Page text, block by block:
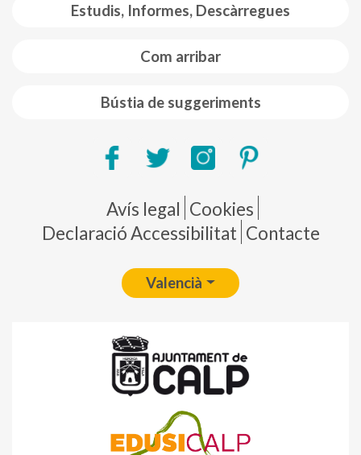
Estudis, Informes, Descàrregues
Com arribar
Bústia de suggeriments
Pie de página
Avís legal Cookies
Declaració Accessibilitat Contacte
Valencià